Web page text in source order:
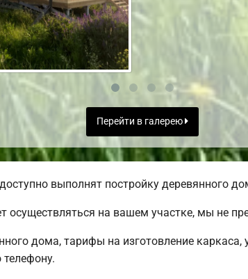
Перейти в галерею
выполнят постройку деревянного
осуществляться на вашем участке, мы не
дома, тарифы на изготовление